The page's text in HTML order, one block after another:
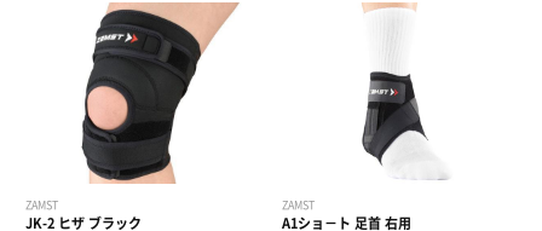
ZAMST
JK-2 ヒザ ブラック
ZAMST
A1ショ－ト 足首 右用